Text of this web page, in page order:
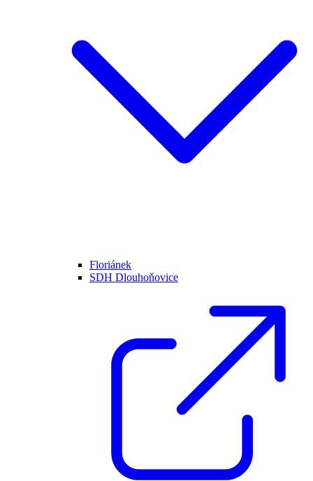
Floriánek
SDH Dlouhoňovice